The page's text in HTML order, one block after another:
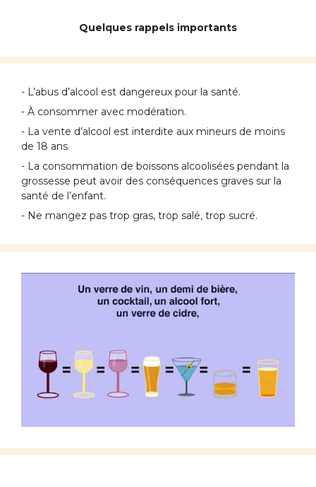
Quelques rappels importants
- L’abus d’alcool est dangereux pour la santé.
- À consommer avec modération.
- La vente d’alcool est interdite aux mineurs de moins
de 18 ans.
- La consommation de boissons alcoolisées pendant la
grossesse peut avoir des conséquences graves sur la
santé de l’enfant.
- Ne mangez pas trop gras, trop salé, trop sucré.